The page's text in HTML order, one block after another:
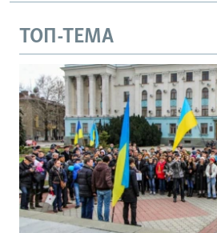
ТОП-ТЕМА